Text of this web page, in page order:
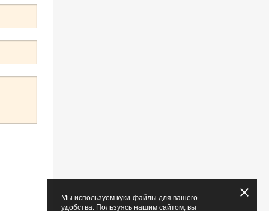
Мы используем куки-файлы для вашего
удобства. Пользуясь нашим сайтом, вы